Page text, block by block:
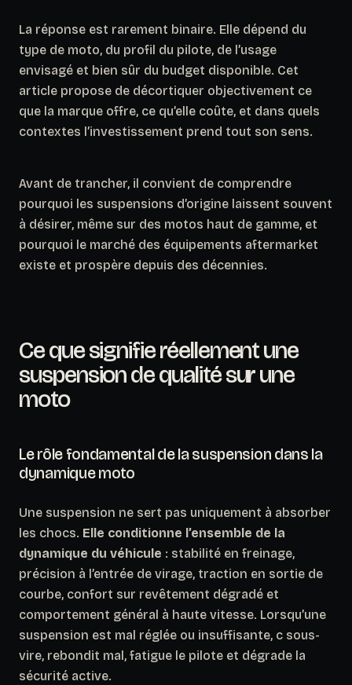
La réponse est rarement binaire. Elle dépend du
type de moto, du profil du pilote, de l’usage
envisagé et bien sûr du budget disponible. Cet
article propose de décortiquer objectivement ce
que la marque offre, ce qu’elle coûte, et dans quels
contextes l’investissement prend tout son sens.
Avant de trancher, il convient de comprendre
pourquoi les suspensions d’origine laissent souvent
à désirer, même sur des motos haut de gamme, et
pourquoi le marché des équipements aftermarket
existe et prospère depuis des décennies.
Ce que signifie réellement une
suspension de qualité sur une
moto
Le rôle fondamental de la suspension dans la
dynamique moto
Une suspension ne sert pas uniquement à absorber
les chocs. Elle conditionne l’ensemble de la
dynamique du véhicule : stabilité en freinage,
précision à l’entrée de virage, traction en sortie de
courbe, confort sur revêtement dégradé et
comportement général à haute vitesse. Lorsqu’une
suspension est mal réglée ou insuffisante, c sous-
vire, rebondit mal, fatigue le pilote et dégrade la
sécurité active.